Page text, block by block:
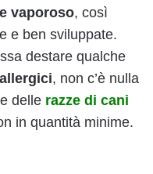
vaporoso, così
e ben sviluppate.
destare qualche
, non c’è nulla
delle razze di cani
in quantità minime.